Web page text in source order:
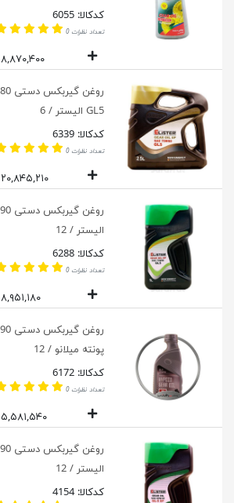
کدکالا: 6055
تعداد نظرات 0
۸,۸۷۰,۴۰۰ ریال با احتساب مالیات
GL5 الیستر / 6
کدکالا: 6339
تعداد نظرات 0
۲۰,۸۴۵,۲۱۰ ریال با احتساب مالیات
الیستر / 12
کدکالا: 6288
تعداد نظرات 0
۸,۹۵۱,۱۸۰ ریال با احتساب مالیات
پونته میلانو / 12
کدکالا: 6172
تعداد نظرات 0
۵,۵۸۱,۵۴۰ ریال با احتساب مالیات
الیستر / 12
کدکالا: 4154